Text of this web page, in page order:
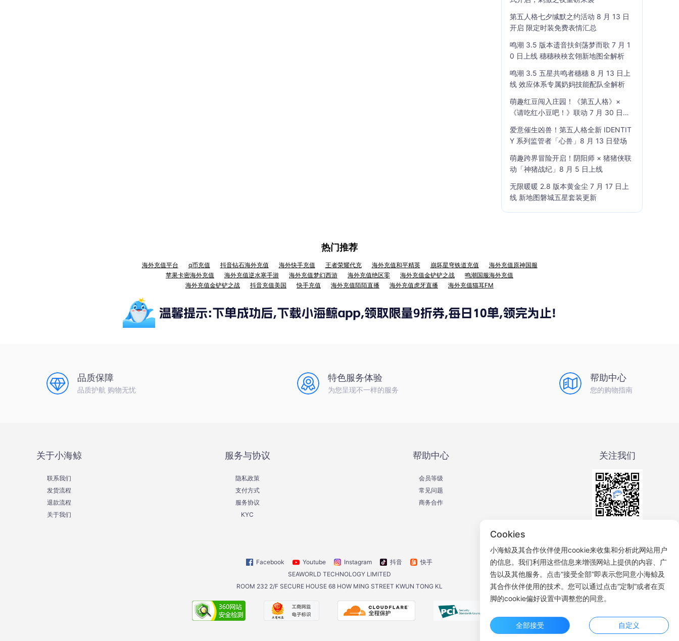
第五人格七夕缄默之约活动 8 月 13 日
开启 限定时装免费表情汇总
鸣潮 3.5 版本遗音扶剑荡梦而歌 7 月 1
0 日上线 穗穗秧秧玄翎新地图全解析
鸣潮 3.5 五星共鸣者穗穗 8 月 13 日上
线 效应体系专属奶妈技能配队全解析
萌趣红豆闯入庄园！《第五人格》×
《请吃红小豆吧！》联动 7 月 30 日开
爱意催生凶兽！第五人格全新 IDENTIT
Y 系列监管者「心兽」8 月 13 日登场
萌趣跨界冒险开启！阴阳师 × 猪猪侠联
动「神猪战纪」8 月 5 日上线
无限暖暖 2.8 版本黄金尘 7 月 17 日上
线 新地图磐城五星套装更新
热门推荐
海外充值平台 q币充值 抖音钻石海外充值 海外快手充值 王者荣耀代充 海外充值和平精英 崩坏星穹铁道充值
海外充值原神国服
苹果卡密海外充值
海外充值逆水寒手游 海外充值梦幻西游 海外充值绝区零 海外充值金铲铲之战
鸣潮国服海外充值
海外充值金铲铲之战
抖音充值美国 快手充值 海外充值陌陌直播 海外充值虎牙直播 海外充值猫耳FM
品质保障
品质护航 购物无忧
特色服务体验
为您呈现不一样的服务
帮助中心
您的购物指南
关于小海鲸
联系我们
发货流程
退款流程
关于我们
服务与协议
隐私政策
支付方式
服务协议
KYC
帮助中心
会员等级
常见问题
商务合作
关注我们
Facebook Youtube Instagram 抖音
快手
SEAWORLD TECHNOLOGY LIMITED
ROOM 232 2/F SECURE HOUSE 68 HOW MING STREET KWUN TONG KL
Cookies
小海鲸及其合作伙伴使用cookie来收集和分析此网站用户
的信息。我们利用这些信息来增强网站上提供的内容、广
告以及其他服务。点击“接受全部”即表示您同意小海鲸及
其合作伙伴使用的技术。您可以通过点击“定制”或者在页
脚的cookie偏好设置中调整您的同意。
全部接受 自定义